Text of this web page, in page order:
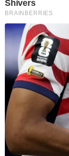
Shivers
BRAINBERRIES